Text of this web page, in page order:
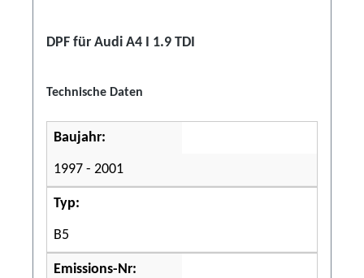
DPF für Audi A4 I 1.9 TDI
Technische Daten
Baujahr:
1997 - 2001
Typ:
B5
Emissions-Nr: